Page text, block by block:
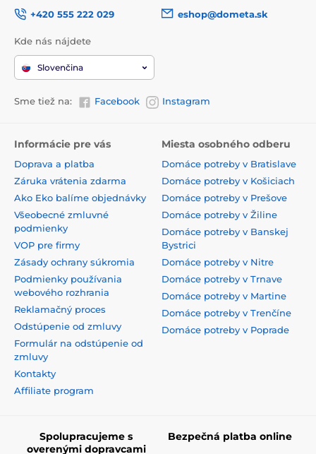
+420 555 222 029
eshop@dometa.sk
Kde nás nájdete
Slovenčina
Sme tiež na: Facebook Instagram
Informácie pre vás
Doprava a platba
Záruka vrátenia zdarma
Ako Eko balíme objednávky
Všeobecné zmluvné
podmienky
VOP pre firmy
Zásady ochrany súkromia
Podmienky používania
webového rozhrania
Reklamačný proces
Odstúpenie od zmluvy
Formulár na odstúpenie od
zmluvy
Kontakty
Affiliate program
Miesta osobného odberu
Domáce potreby v Bratislave
Domáce potreby v Košiciach
Domáce potreby v Prešove
Domáce potreby v Žiline
Domáce potreby v Banskej
Bystrici
Domáce potreby v Nitre
Domáce potreby v Trnave
Domáce potreby v Martine
Domáce potreby v Trenčíne
Domáce potreby v Poprade
Spolupracujeme s
overenými dopravcami
Bezpečná platba online